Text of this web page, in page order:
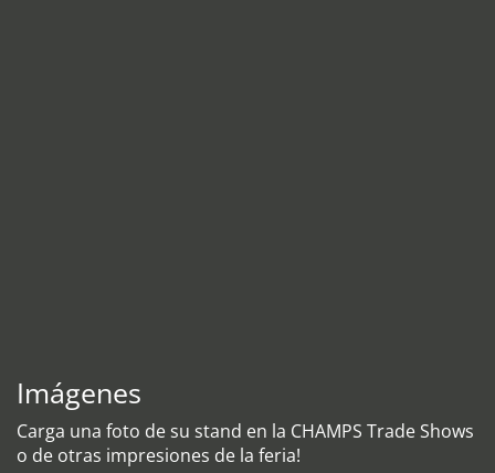
Imágenes
Carga una foto de su stand en la CHAMPS Trade Shows
o de otras impresiones de la feria!